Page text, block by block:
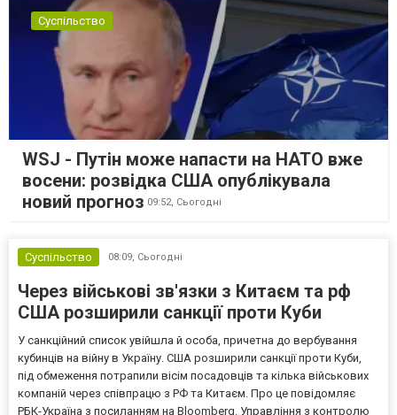
Суспільство
WSJ - Путін може напасти на НАТО вже
восени: розвідка США опублікувала
новий прогноз 09:52, Сьогодні
Суспільство 08:09, Сьогодні
Через військові зв'язки з Китаєм та рф
США розширили санкції проти Куби
У санкційний список увійшла й особа, причетна до вербування
кубинців на війну в Україну. США розширили санкції проти Куби,
під обмеження потрапили вісім посадовців та кілька військових
компаній через співпрацю з РФ та Китаєм. Про це повідомляє
РБК-Україна з посиланням на Bloomberg. Управління з контролю